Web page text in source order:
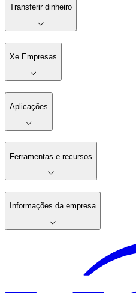
Transferir dinheiro
Xe Empresas
Aplicações
Ferramentas e recursos
Informações da empresa